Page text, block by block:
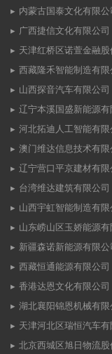
内蒙古国泰文化有限公
广西捷信文化有限公司
天津红桥区诺萱金融股
西藏隆禾智能制造有限
山西探音汽车有限公司
辽宁本溪国盛新能源有
河北拓迪人工智能有限
澳门维达信息技术有限
辽宁营口平京建材有限
台湾维达建筑有限公司
山西宇虹智能制造有限
山东崂山区玉娇能源有
新疆森诺新能源有限公
西藏恒通能源有限公司
香港达恩文化有限公司
湖北襄阳锦恩机械有限
天津河北区瑞恒汽车有
北京西城区旭日物流股